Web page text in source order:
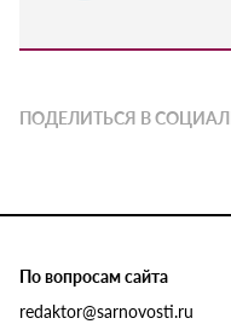
ПОДЕЛИТЬСЯ В
По вопросам сайта
redaktor@sarnovosti.ru